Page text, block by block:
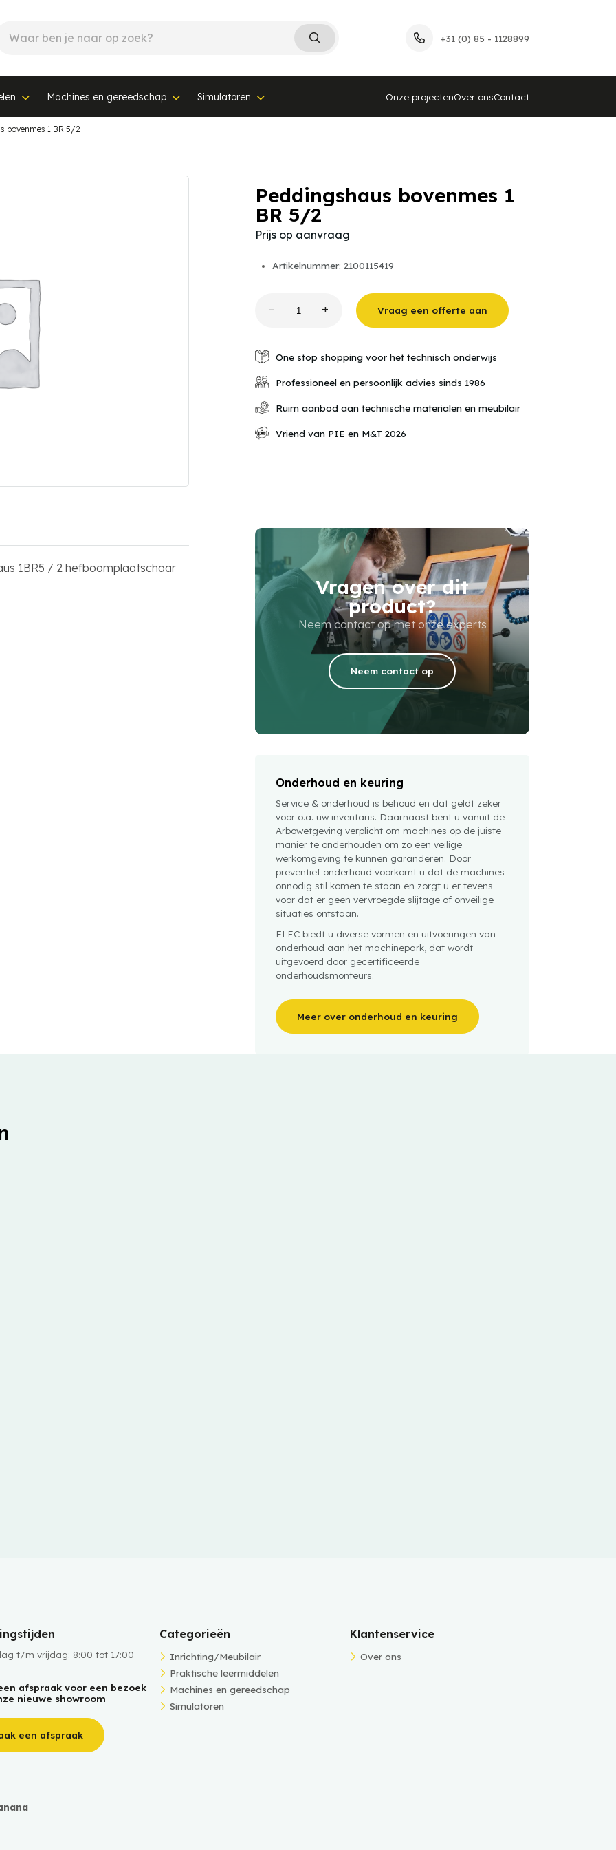
+31 (0) 85 - 1128899
Machines en gereedschap Simulatoren Onze projectenOver onsContact
bovenmes 1 BR 5/2
Peddingshaus bovenmes 1
BR 5/2
Prijs op aanvraag
Artikelnummer: 2100115419
−
Peddingshaus
BR
5/2
aantal
+ Vraag een offerte aan
One stop shopping voor het technisch onderwijs
Professioneel en persoonlijk advies sinds 1986
Ruim aanbod aan technische materialen en meubilair
Vriend van PIE en M&T 2026
1BR5 / 2 hefboomplaatschaar
Vragen over dit
product?
Neem contact op met onze experts
Neem contact op
Onderhoud en keuring
Service & onderhoud is behoud en dat geldt zeker
voor o.a. uw inventaris. Daarnaast bent u vanuit de
Arbowetgeving verplicht om machines op de juiste
manier te onderhouden om zo een veilige
werkomgeving te kunnen garanderen. Door
preventief onderhoud voorkomt u dat de machines
onnodig stil komen te staan en zorgt u er tevens
voor dat er geen vervroegde slijtage of onveilige
situaties ontstaan.
FLEC biedt u diverse vormen en uitvoeringen van
onderhoud aan het machinepark, dat wordt
uitgevoerd door gecertificeerde
onderhoudsmonteurs.
Meer over onderhoud en keuring
t/m vrijdag: 8:00 tot 17:00
afspraak voor een bezoek
nieuwe showroom
een afspraak
Categorieën
Inrichting/Meubilair
Praktische leermiddelen
Machines en gereedschap
Simulatoren
Klantenservice
Over ons